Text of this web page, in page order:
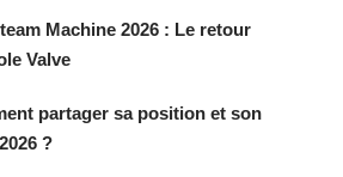
Machine 2026 : Le retour
Valve
partager sa position et son
?